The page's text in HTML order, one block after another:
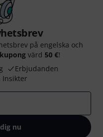
på engelska och
värd 50 €!
Erbjudanden
Insikter
nu